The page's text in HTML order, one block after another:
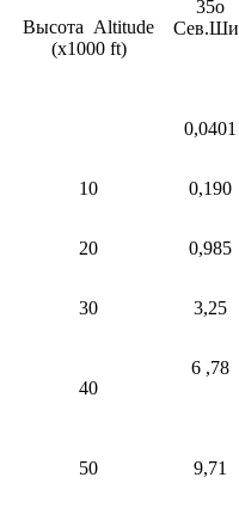
Высота Altitude
(х1000 ft)
35о
0,0401
10 0,190
20 0,985
30 3,25
40
6 ,78
50 9,71